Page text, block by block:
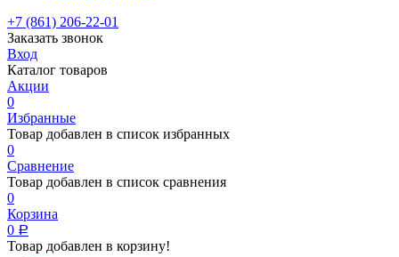
+7 (861) 206-22-01
Заказать звонок
Вход
Каталог товаров
Акции
0
Избранные
Товар добавлен в список избранных
0
Сравнение
Товар добавлен в список сравнения
0
Корзина
0 Р
Товар добавлен в корзину!